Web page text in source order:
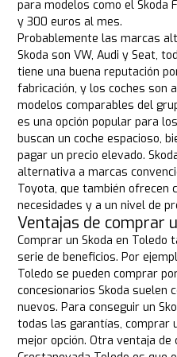
para modelos como el Skoda
y 300 euros al mes.
Probablemente las marcas
Skoda son VW, Audi y Seat,
tiene una buena reputación
fabricación, y los coches son
modelos comparables del
es una opción popular para
buscan un coche espacioso,
pagar un precio elevado.
alternativa a marcas
Toyota, que también ofrecen
necesidades y a un nivel de
Ventajas de comprar
Comprar un Skoda en Toledo
serie de beneficios. Por
Toledo se pueden comprar
concesionarios Skoda suelen
nuevos. Para conseguir un
todas las garantías, comprar
mejor opción. Otra ventaja de